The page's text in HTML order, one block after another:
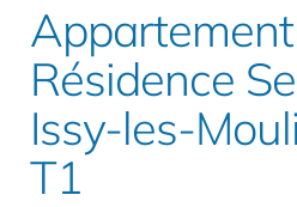
Résidence
Issy-les-
T1